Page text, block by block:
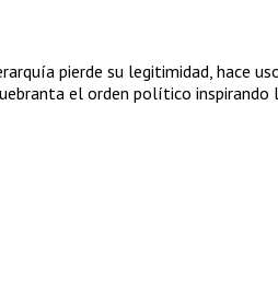
pierde su legitimidad, hace
el orden político inspirando